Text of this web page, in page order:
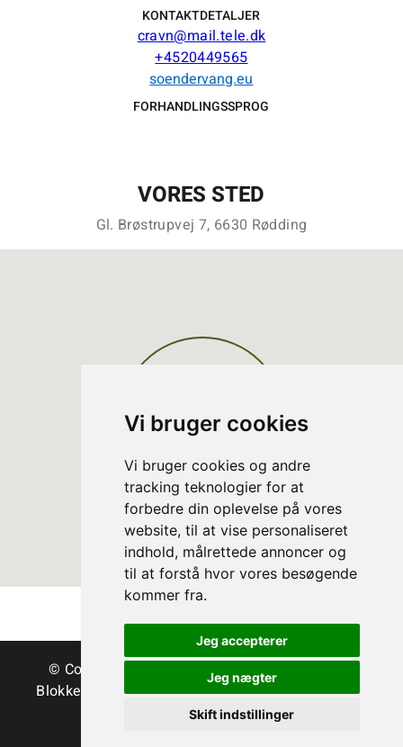
Vi bruger cookies
Vi bruger cookies og andre
tracking teknologier for at
forbedre din oplevelse på vores
website, til at vise personaliseret
indhold, målrettede annoncer og
til at forstå hvor vores besøgende
kommer fra.
Jeg accepterer
Jeg nægter
Skift indstillinger
KONTAKTDETALJER
cravn@mail.tele.dk
+4520449565
soendervang.eu
FORHANDLINGSSPROG
VORES STED
Gl. Brøstrupvej 7, 6630 Rødding
© Copyright Danske Juletræer - Træer & grønt
Blokken 15 | DK-3460 Birkerød | Tlf.:45 35 24 12|
info@christmastree.dk